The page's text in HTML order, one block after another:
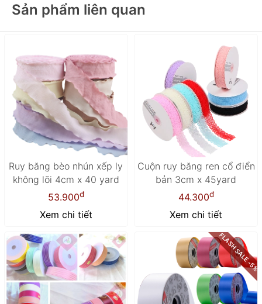
Sản phẩm liên quan
Ruy băng bèo nhún xếp ly
không lõi 4cm x 40 yard
53.900đ
Xem chi tiết
Cuộn ruy băng ren cổ điển
bản 3cm x 45yard
44.300đ
Xem chi tiết
FLASH SALE -5%